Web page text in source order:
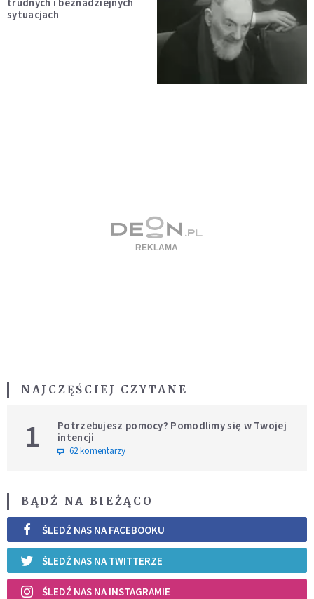
sytuacjach
NAJCZĘŚCIEJ CZYTANE
1
Potrzebujesz pomocy? Pomodlimy się w Twojej
intencji
62 komentarzy
BĄDŹ NA BIEŻĄCO
ŚLEDŹ NAS NA FACEBOOKU
ŚLEDŹ NAS NA TWITTERZE
ŚLEDŹ NAS NA INSTAGRAMIE